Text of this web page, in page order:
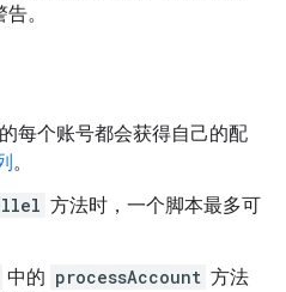
。
每个账号都会获得自己的配
。
方法时，一个脚本最多可
中的 processAccount 方法